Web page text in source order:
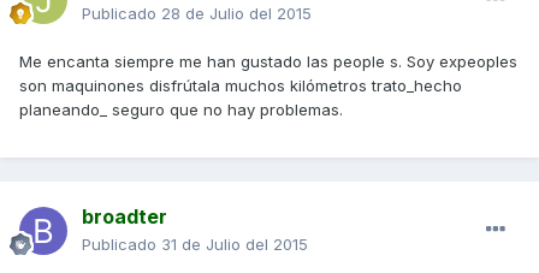
Publicado 28 de Julio del 2015
Me encanta siempre me han gustado las people s. Soy expeoples
son maquinones disfrútala muchos kilómetros trato_hecho
planeando_ seguro que no hay problemas.
broadter
Publicado 31 de Julio del 2015